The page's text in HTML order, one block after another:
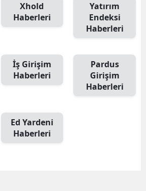
Xhold
Haberleri
Yatırım
Endeksi
Haberleri
İş Girişim
Haberleri
Pardus
Girişim
Haberleri
Ed Yardeni
Haberleri